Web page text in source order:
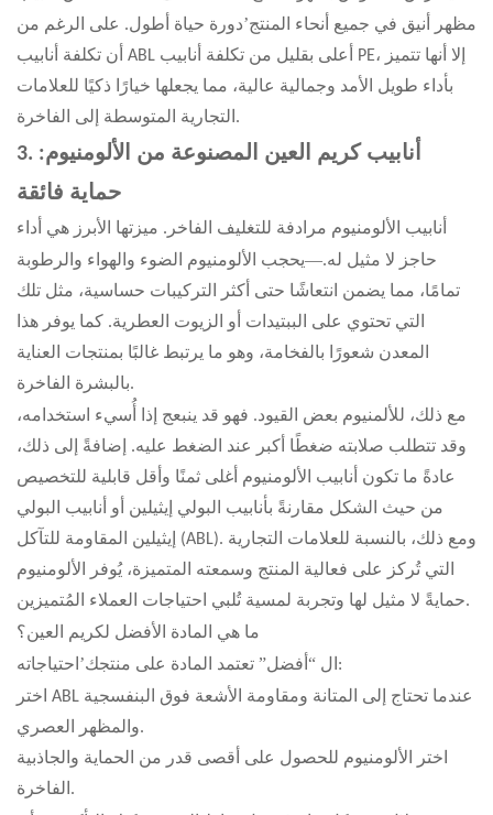
مظهر أنيق في جميع أنحاء المنتج’دورة حياة أطول. على الرغم من
أن تكلفة أنابيب ABL أعلى بقليل من تكلفة أنابيب PE، إلا أنها تتميز
بأداء طويل الأمد وجمالية عالية، مما يجعلها خيارًا ذكيًا للعلامات
التجارية المتوسطة إلى الفاخرة.
3. أنابيب كريم العين المصنوعة من الألومنيوم:
حماية فائقة
أنابيب الألومنيوم مرادفة للتغليف الفاخر. ميزتها الأبرز هي أداء
حاجز لا مثيل له.—يحجب الألومنيوم الضوء والهواء والرطوبة
تمامًا، مما يضمن انتعاشًا حتى أكثر التركيبات حساسية، مثل تلك
التي تحتوي على الببتيدات أو الزيوت العطرية. كما يوفر هذا
المعدن شعورًا بالفخامة، وهو ما يرتبط غالبًا بمنتجات العناية
بالبشرة الفاخرة.
مع ذلك، للألمنيوم بعض القيود. فهو قد ينبعج إذا أُسيء استخدامه،
وقد تتطلب صلابته ضغطًا أكبر عند الضغط عليه. إضافةً إلى ذلك،
عادةً ما تكون أنابيب الألومنيوم أغلى ثمنًا وأقل قابلية للتخصيص
من حيث الشكل مقارنةً بأنابيب البولي إيثيلين أو أنابيب البولي
إيثيلين المقاومة للتآكل (ABL). ومع ذلك، بالنسبة للعلامات التجارية
التي تُركز على فعالية المنتج وسمعته المتميزة، يُوفر الألومنيوم
حمايةً لا مثيل لها وتجربة لمسية تُلبي احتياجات العملاء المُتميزين.
ما هي المادة الأفضل لكريم العين؟
ال “ أفضل” تعتمد المادة على منتجك’
احتياجاته:
اختر ABL عندما تحتاج إلى المتانة ومقاومة الأشعة فوق البنفسجية
والمظهر العصري.
اختر الألومنيوم للحصول على أقصى قدر من الحماية والجاذبية
الفاخرة.